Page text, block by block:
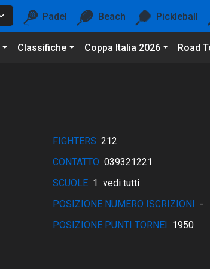
Padel Beach Pickleball
Classifiche Coppa Italia 2026 Road
FIGHTERS 212
CONTATTO 039321221
SCUOLE 1 vedi tutti
POSIZIONE NUMERO ISCRIZIONI -
POSIZIONE PUNTI TORNEI 1950